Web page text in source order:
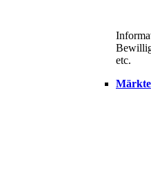
etc.
Märkte